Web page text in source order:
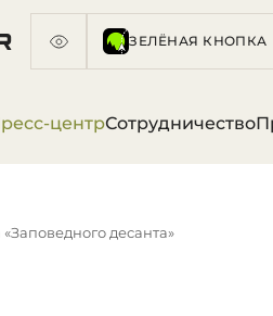
ЗЕЛЁНАЯ КНОПКА
центрСотрудничество
десанта»